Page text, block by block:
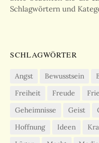
Schlagwörtern und
SCHLAGWÖRTER
Angst Bewusstsein
Freiheit
Freude
Geheimnisse
Geist
Hoffnung
Ideen